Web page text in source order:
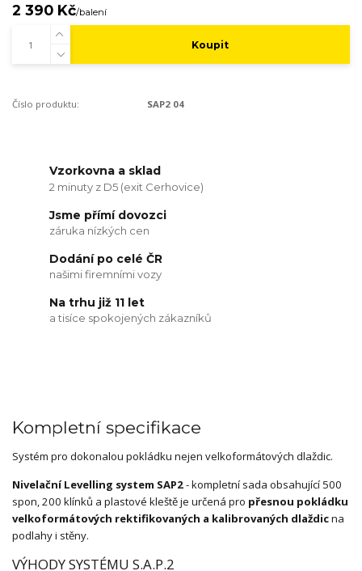
2 390 Kč/balení
Koupit
Číslo produktu: SAP2 04
Vzorkovna a sklad
2 minuty z D5 (exit Cerhovice)
Jsme přímí dovozci
záruka nízkých cen
Dodání po celé ČR
našimi firemními vozy
Na trhu již 11 let
a tisíce spokojených zákazníků
Kompletní specifikace
Systém pro dokonalou pokládku nejen velkoformátových dlaždic.
Nivelační Levelling system SAP2- kompletní sada obsahující 500
spon, 200 klínků a plastové kleště je určená pro přesnou pokládku
velkoformátových rektifikovaných a kalibrovaných dlaždicna
podlahy i stěny.
VÝHODY SYSTÉMU S.A.P.2